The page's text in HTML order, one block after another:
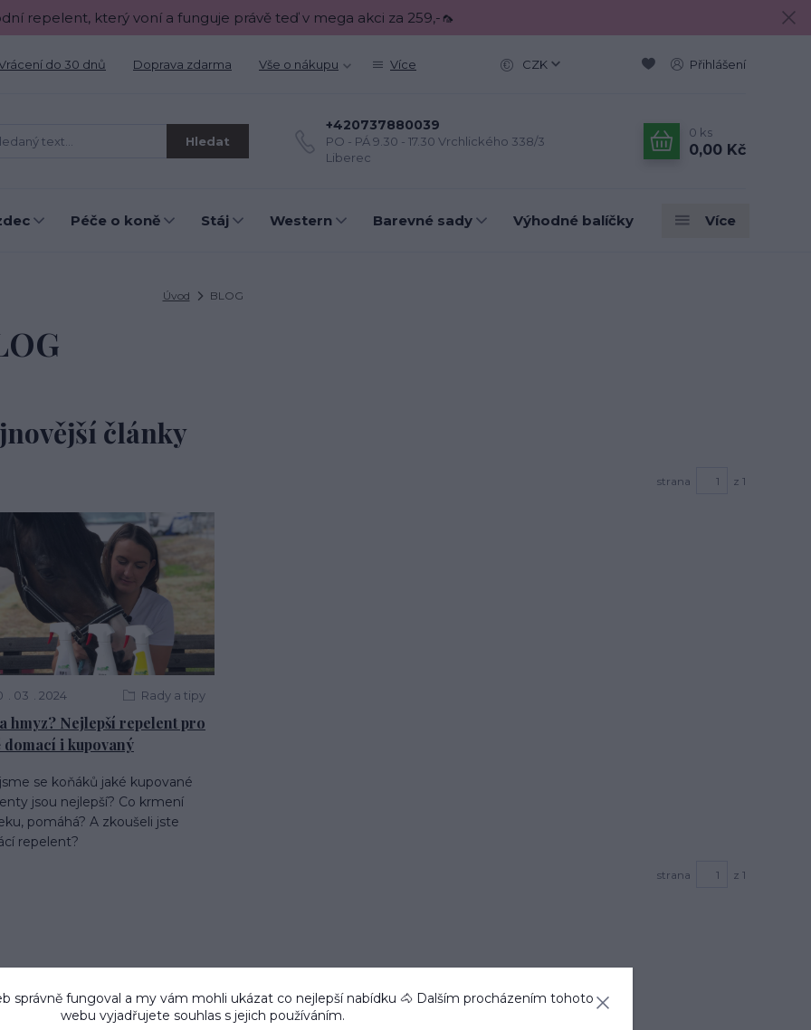
repelent, který voní a funguje právě teď v mega akci za 259,-🦟
do 30 dnů Doprava zdarma Vše o nákupu Více CZK Přihlášení
Hledat
+420737880039
PO - PÁ 9.30 - 17.30 Vrchlického 338/3
Liberec
0 ks
0,00 Kč
Péče o koně Stáj Western Barevné sady Výhodné balíčky Více
Úvod BLOG
články
strana z 1
hmyz? Nejlepší repelent pro
domací i kupovaný
03 2024 Rady a tipy
se koňáků jaké kupované
jsou nejlepší? Co krmení
pomáhá? A zkoušeli jste
repelent?
strana z 1
správně fungoval a my vám mohli ukázat co nejlepší nabídku 🐴 Dalším procházením tohoto
webu vyjadřujete souhlas s jejich používáním.